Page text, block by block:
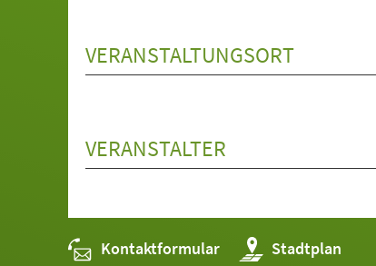
VERANSTALTUNGSORT
VERANSTALTER
Kontaktformular Stadtplan
(Öffnet